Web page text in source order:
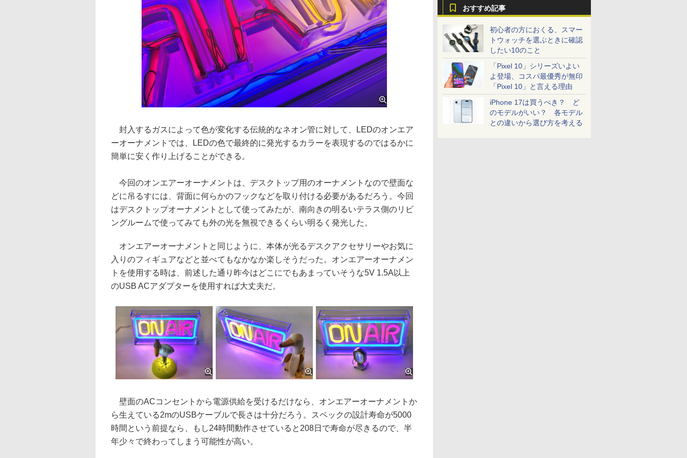
おすすめ記事
初心者の方におくる、スマー
トウォッチを選ぶときに確認
したい10のこと
「Pixel 10」シリーズいよい
よ登場、コスパ最優秀が無印
「Pixel 10」と言える理由
iPhone 17は買うべき？ ど
のモデルがいい？ 各モデル
との違いから選び方を考える
封入するガスによって色が変化する伝統的なネオン管に対して、LEDのオンエア
ーオーナメントでは、LEDの色で最終的に発光するカラーを表現するのではるかに
簡単に安く作り上げることができる。
今回のオンエアーオーナメントは、デスクトップ用のオーナメントなので壁面な
どに吊るすには、背面に何らかのフックなどを取り付ける必要があるだろう。今回
はデスクトップオーナメントとして使ってみたが、南向きの明るいテラス側のリビ
ングルームで使ってみても外の光を無視できるくらい明るく発光した。
オンエアーオーナメントと同じように、本体が光るデスクアクセサリーやお気に
入りのフィギュアなどと並べてもなかなか楽しそうだった。オンエアーオーナメン
トを使用する時は、前述した通り昨今はどこにでもあまっていそうな5V 1.5A以上
のUSB ACアダプターを使用すれば大丈夫だ。
壁面のACコンセントから電源供給を受けるだけなら、オンエアーオーナメントか
ら生えている2mのUSBケーブルで長さは十分だろう。スペックの設計寿命が5000
時間という前提なら、もし24時間動作させていると208日で寿命が尽きるので、半
年少々で終わってしまう可能性が高い。